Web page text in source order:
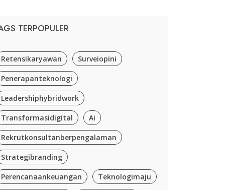
TERPOPULER
Retensikaryawan Surveiopini
Penerapanteknologi
Leadershiphybridwork
Transformasidigital Ai
Rekrutkonsultanberpengalaman
Strategibranding
Perencanaankeuangan Teknologimaju